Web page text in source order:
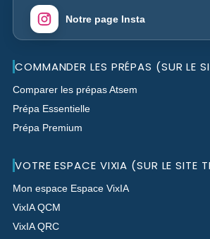
Notre page Insta
COMMANDER LES PRÉPAS (SUR LE
Comparer les prépas Atsem
Prépa Essentielle
Prépa Premium
VOTRE ESPACE VIXIA (SUR LE SITE
Mon espace Espace VixIA
VixIA QCM
VixIA QRC